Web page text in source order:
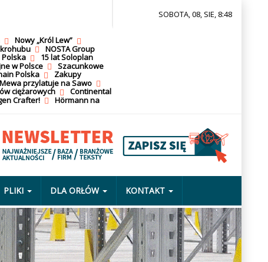
Nowy „Król Lew”
NOSTA Group
Polska
15 lat Soloplan
w Polsce
Szacunkowe
Polska
Zakupy
Mewa przylatuje na Sawo
ciężarowych
Continental
Crafter!
Hörmann na
SOBOTA, 08, SIE, 8:48
PLIKI DLA ORŁÓW KONTAKT